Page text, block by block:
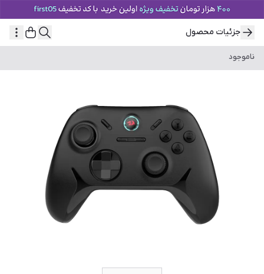
جزئیات محصول
ناموجود